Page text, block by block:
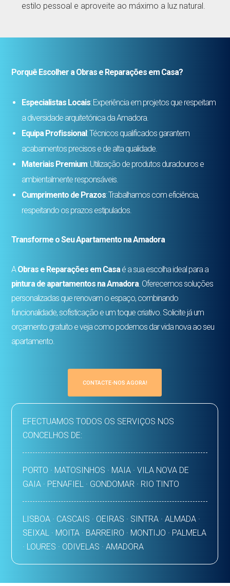
estilo pessoal e aproveite ao máximo a luz natural.
Porquê Escolher a Obras e Reparações em Casa?
Especialistas Locais: Experiência em projetos que respeitam
a diversidade arquitetónica da Amadora.
Equipa Profissional: Técnicos qualificados garantem
acabamentos precisos e de alta qualidade.
Materiais Premium: Utilização de produtos duradouros e
ambientalmente responsáveis.
Cumprimento de Prazos: Trabalhamos com eficiência,
respeitando os prazos estipulados.
Transforme o Seu Apartamento na Amadora
AObras e Reparações em Casaé a sua escolha ideal para a
pintura de apartamentos na Amadora. Oferecemos soluções
personalizadas que renovam o espaço, combinando
funcionalidade, sofisticação e um toque criativo. Solicite já um
orçamento gratuito e veja como podemos dar vida nova ao seu
apartamento.
CONTACTE-NOS AGORA!
EFECTUAMOS TODOS OS SERVIÇOS NOS
CONCELHOS DE:
PORTO · MATOSINHOS · MAIA · VILA NOVA DE
GAIA · PENAFIEL · GONDOMAR · RIO TINTO
LISBOA · CASCAIS · OEIRAS · SINTRA · ALMADA ·
SEIXAL · MOITA · BARREIRO · MONTIJO · PALMELA
· LOURES · ODIVELAS · AMADORA